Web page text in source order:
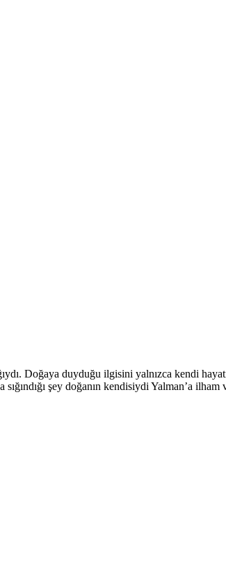
Doğaya duyduğu ilgisini yalnızca kendi
şey doğanın kendisiydi Yalman’a ilham